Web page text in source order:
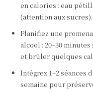
en calories : eau
(attention aux sucres).
Planifiez une
alcool : 20–30
et brûler quelques
Intégrez 1–2 séances
semaine pour